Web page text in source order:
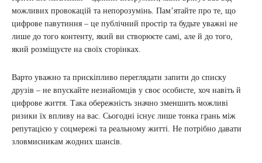
можливих провокацій та непорозумінь. Пам’ятайте про те, що
цифрове павутиння – це публічний простір та будьте уважні не
лише до того контенту, який ви створюєте самі, але й до того,
який розміщуєте на своїх сторінках.
Варто уважно та прискіпливо переглядати запити до списку
друзів – не впускайте незнайомців у своє особисте, хоч навіть й
цифрове життя. Така обережність значно зменшить можливі
ризики їх впливу на вас. Сьогодні існує лише тонка грань між
репутацією у соцмережі та реальному житті. Не потрібно давати
зловмисникам жодних шансів.